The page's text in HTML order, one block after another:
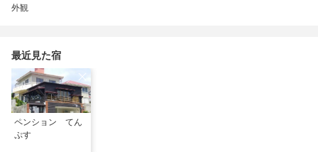
外観
最近見た宿
ペンション てん
ぷす